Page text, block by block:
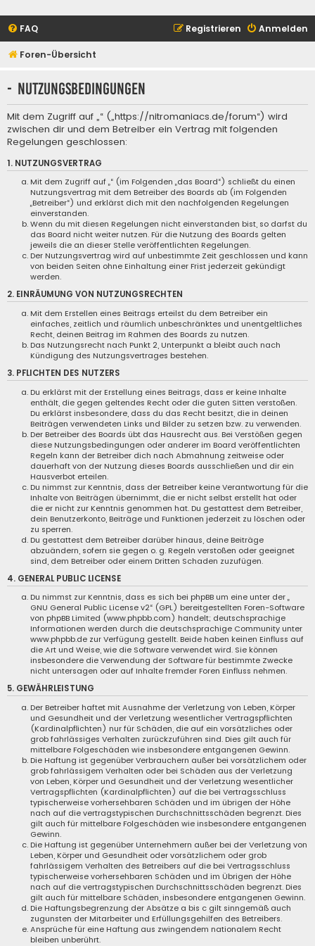
FAQ Anmelden
Registrieren
Foren-Übersicht
- Nutzungsbedingungen
Mit dem Zugriff auf „“ („https://nitromaniacs.de/forum“) wird
zwischen dir und dem Betreiber ein Vertrag mit folgenden
Regelungen geschlossen:
1. NUTZUNGSVERTRAG
Mit dem Zugriff auf „“ (im Folgenden „das Board“) schließt du einen
Nutzungsvertrag mit dem Betreiber des Boards ab (im Folgenden
„Betreiber“) und erklärst dich mit den nachfolgenden Regelungen
einverstanden.
Wenn du mit diesen Regelungen nicht einverstanden bist, so darfst du
das Board nicht weiter nutzen. Für die Nutzung des Boards gelten
jeweils die an dieser Stelle veröffentlichten Regelungen.
Der Nutzungsvertrag wird auf unbestimmte Zeit geschlossen und kann
von beiden Seiten ohne Einhaltung einer Frist jederzeit gekündigt
werden.
2. EINRÄUMUNG VON NUTZUNGSRECHTEN
Mit dem Erstellen eines Beitrags erteilst du dem Betreiber ein
einfaches, zeitlich und räumlich unbeschränktes und unentgeltliches
Recht, deinen Beitrag im Rahmen des Boards zu nutzen.
Das Nutzungsrecht nach Punkt 2, Unterpunkt a bleibt auch nach
Kündigung des Nutzungsvertrages bestehen.
3. PFLICHTEN DES NUTZERS
Du erklärst mit der Erstellung eines Beitrags, dass er keine Inhalte
enthält, die gegen geltendes Recht oder die guten Sitten verstoßen.
Du erklärst insbesondere, dass du das Recht besitzt, die in deinen
Beiträgen verwendeten Links und Bilder zu setzen bzw. zu verwenden.
Der Betreiber des Boards übt das Hausrecht aus. Bei Verstößen gegen
diese Nutzungsbedingungen oder anderer im Board veröffentlichten
Regeln kann der Betreiber dich nach Abmahnung zeitweise oder
dauerhaft von der Nutzung dieses Boards ausschließen und dir ein
Hausverbot erteilen.
Du nimmst zur Kenntnis, dass der Betreiber keine Verantwortung für die
Inhalte von Beiträgen übernimmt, die er nicht selbst erstellt hat oder
die er nicht zur Kenntnis genommen hat. Du gestattest dem Betreiber,
dein Benutzerkonto, Beiträge und Funktionen jederzeit zu löschen oder
zu sperren.
Du gestattest dem Betreiber darüber hinaus, deine Beiträge
abzuändern, sofern sie gegen o. g. Regeln verstoßen oder geeignet
sind, dem Betreiber oder einem Dritten Schaden zuzufügen.
4. GENERAL PUBLIC LICENSE
Du nimmst zur Kenntnis, dass es sich bei phpBB um eine unter der „
GNU General Public License v2“ (GPL) bereitgestellten Foren-Software
von phpBB Limited (www.phpbb.com) handelt; deutschsprachige
Informationen werden durch die deutschsprachige Community unter
www.phpbb.de zur Verfügung gestellt. Beide haben keinen Einfluss auf
die Art und Weise, wie die Software verwendet wird. Sie können
insbesondere die Verwendung der Software für bestimmte Zwecke
nicht untersagen oder auf Inhalte fremder Foren Einfluss nehmen.
5. GEWÄHRLEISTUNG
Der Betreiber haftet mit Ausnahme der Verletzung von Leben, Körper
und Gesundheit und der Verletzung wesentlicher Vertragspflichten
(Kardinalpflichten) nur für Schäden, die auf ein vorsätzliches oder
grob fahrlässiges Verhalten zurückzuführen sind. Dies gilt auch für
mittelbare Folgeschäden wie insbesondere entgangenen Gewinn.
Die Haftung ist gegenüber Verbrauchern außer bei vorsätzlichem oder
grob fahrlässigem Verhalten oder bei Schäden aus der Verletzung
von Leben, Körper und Gesundheit und der Verletzung wesentlicher
Vertragspflichten (Kardinalpflichten) auf die bei Vertragsschluss
typischerweise vorhersehbaren Schäden und im übrigen der Höhe
nach auf die vertragstypischen Durchschnittsschäden begrenzt. Dies
gilt auch für mittelbare Folgeschäden wie insbesondere entgangenen
Gewinn.
Die Haftung ist gegenüber Unternehmern außer bei der Verletzung von
Leben, Körper und Gesundheit oder vorsätzlichem oder grob
fahrlässigem Verhalten des Betreibers auf die bei Vertragsschluss
typischerweise vorhersehbaren Schäden und im Übrigen der Höhe
nach auf die vertragstypischen Durchschnittsschäden begrenzt. Dies
gilt auch für mittelbare Schäden, insbesondere entgangenen Gewinn.
Die Haftungsbegrenzung der Absätze a bis c gilt sinngemäß auch
zugunsten der Mitarbeiter und Erfüllungsgehilfen des Betreibers.
Ansprüche für eine Haftung aus zwingendem nationalem Recht
bleiben unberührt.